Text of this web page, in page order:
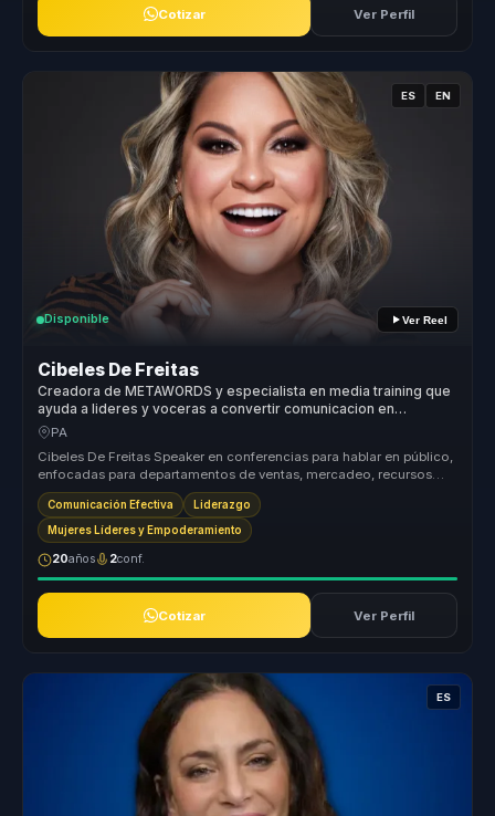
Cotizar Ver Perfil
ES EN
Disponible Ver Reel
Cibeles De Freitas
Creadora de METAWORDS y especialista en media training que
ayuda a lideres y voceras a convertir comunicacion en
influencia, autoridad y visibilidad.
PA
Cibeles De Freitas Speaker en conferencias para hablar en público,
enfocadas para departamentos de ventas, mercadeo, recursos
humanos, at...
Comunicación Efectiva Liderazgo
Mujeres Líderes y Empoderamiento
20años 2conf.
Cotizar Ver Perfil
ES